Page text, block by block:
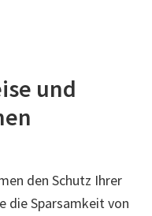
und
den Schutz Ihrer
die Sparsamkeit von